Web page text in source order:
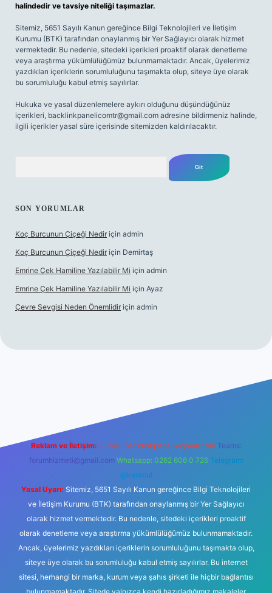
halindedir ve tavsiye niteliği taşımazlar.
Sitemiz, 5651 Sayılı Kanun gereğince Bilgi Teknolojileri ve İletişim
Kurumu (BTK) tarafından onaylanmış bir Yer Sağlayıcı olarak hizmet
vermektedir. Bu nedenle, sitedeki içerikleri proaktif olarak denetleme
veya araştırma yükümlülüğümüz bulunmamaktadır. Ancak, üyelerimiz
yazdıkları içeriklerin sorumluluğunu taşımakta olup, siteye üye olarak
bu sorumluluğu kabul etmiş sayılırlar.
Hukuka ve yasal düzenlemelere aykırı olduğunu düşündüğünüz
içerikleri, backlinkpanelicomtr@gmail.com adresine bildirmeniz halinde,
ilgili içerikler yasal süre içerisinde sitemizden kaldırılacaktır.
SON YORUMLAR
Koç Burcunun Çiçeği Nedir için admin
Koç Burcunun Çiçeği Nedir için Demirtaş
Emrine Çek Hamiline Yazılabilir Mi için admin
Emrine Çek Hamiline Yazılabilir Mi için Ayaz
Çevre Sevgisi Neden Önemlidir için admin
Reklam ve İletişim: E-mail: backlinkpaneli@gmail.com Teams:
forumhizmeti@gmail.com Whatsapp: 0262 606 0 726 Telegram:
@karabul
Yasal Uyarı: Sitemiz, 5651 Sayılı Kanun gereğince Bilgi Teknolojileri
ve İletişim Kurumu (BTK) tarafından onaylanmış bir Yer Sağlayıcı
olarak hizmet vermektedir. Bu nedenle, sitedeki içerikleri proaktif
olarak denetleme veya araştırma yükümlülüğümüz bulunmamaktadır.
Ancak, üyelerimiz yazdıkları içeriklerin sorumluluğunu taşımakta olup,
siteye üye olarak bu sorumluluğu kabul etmiş sayılırlar. Bu internet
sitesi, herhangi bir marka, kurum veya şahıs şirketi ile hiçbir bağlantısı